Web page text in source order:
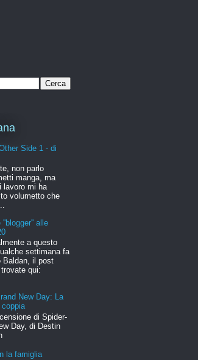
Side 1 - di
non parlo
manga, ma
lavoro mi ha
volumetto che
alle
a questo
settimana fa
Baldan, il post
qui:
New Day: La
coppia
di Spider-
Day, di Destin
la famiglia